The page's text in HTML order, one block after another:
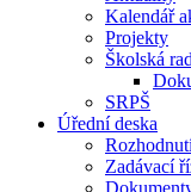
Kalendář
Projekty
Školská
SRPŠ
Úřední deska
Zadávací